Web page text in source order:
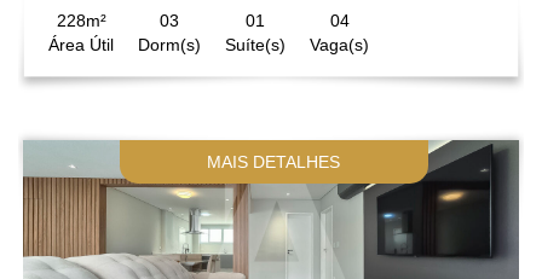
228m²
Área Útil
03
Dorm(s)
01
Suíte(s)
04
Vaga(s)
MAIS DETALHES